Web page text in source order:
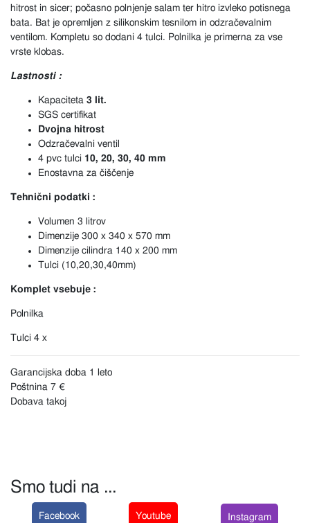
Smo tudi na ...
Facebook Youtube Instagram
hitrost in sicer; počasno polnjenje salam ter hitro izvleko potisnega
bata. Bat je opremljen z silikonskim tesnilom in odzračevalnim
ventilom. Kompletu so dodani 4 tulci. Polnilka je primerna za vse
vrste klobas.
Lastnosti :
Kapaciteta 3 lit.
SGS certifikat
Dvojna hitrost
Odzračevalni ventil
4 pvc tulci 10, 20, 30, 40 mm
Enostavna za čiščenje
Tehnični podatki :
Volumen 3 litrov
Dimenzije 300 x 340 x 570 mm
Dimenzije cilindra 140 x 200 mm
Tulci (10,20,30,40mm)
Komplet vsebuje :
Polnilka
Tulci 4 x
Garancijska doba 1 leto
Poštnina 7 €
Dobava takoj